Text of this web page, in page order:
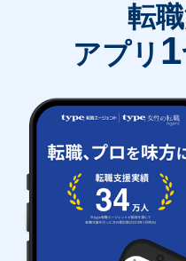
転
アプリ 1